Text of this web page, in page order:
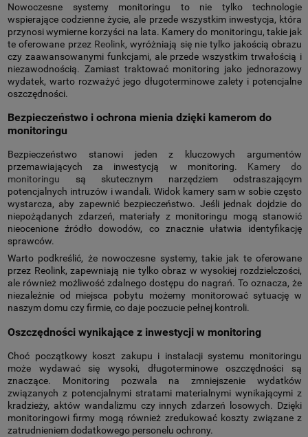
Nowoczesne systemy monitoringu to nie tylko technologie
wspierające codzienne życie, ale przede wszystkim inwestycja, która
przynosi wymierne korzyści na lata. Kamery do monitoringu, takie jak
te oferowane przez Reolink, wyróżniają się nie tylko jakością obrazu
czy zaawansowanymi funkcjami, ale przede wszystkim trwałością i
niezawodnością. Zamiast traktować monitoring jako jednorazowy
wydatek, warto rozważyć jego długoterminowe zalety i potencjalne
oszczędności.
Bezpieczeństwo i ochrona mienia dzięki kamerom do
monitoringu
Bezpieczeństwo stanowi jeden z kluczowych argumentów
przemawiających za inwestycją w monitoring. Kamery do
monitoringu są skutecznym narzędziem odstraszającym
potencjalnych intruzów i wandali. Widok kamery sam w sobie często
wystarcza, aby zapewnić bezpieczeństwo. Jeśli jednak dojdzie do
niepożądanych zdarzeń, materiały z monitoringu mogą stanowić
nieocenione źródło dowodów, co znacznie ułatwia identyfikację
sprawców.
Warto podkreślić, że nowoczesne systemy, takie jak te oferowane
przez Reolink, zapewniają nie tylko obraz w wysokiej rozdzielczości,
ale również możliwość zdalnego dostępu do nagrań. To oznacza, że
niezależnie od miejsca pobytu możemy monitorować sytuację w
naszym domu czy firmie, co daje poczucie pełnej kontroli.
Oszczędności wynikające z inwestycji w monitoring
Choć początkowy koszt zakupu i instalacji systemu monitoringu
może wydawać się wysoki, długoterminowe oszczędności są
znaczące. Monitoring pozwala na zmniejszenie wydatków
związanych z potencjalnymi stratami materialnymi wynikającymi z
kradzieży, aktów wandalizmu czy innych zdarzeń losowych. Dzięki
monitoringowi firmy mogą również zredukować koszty związane z
zatrudnieniem dodatkowego personelu ochrony.